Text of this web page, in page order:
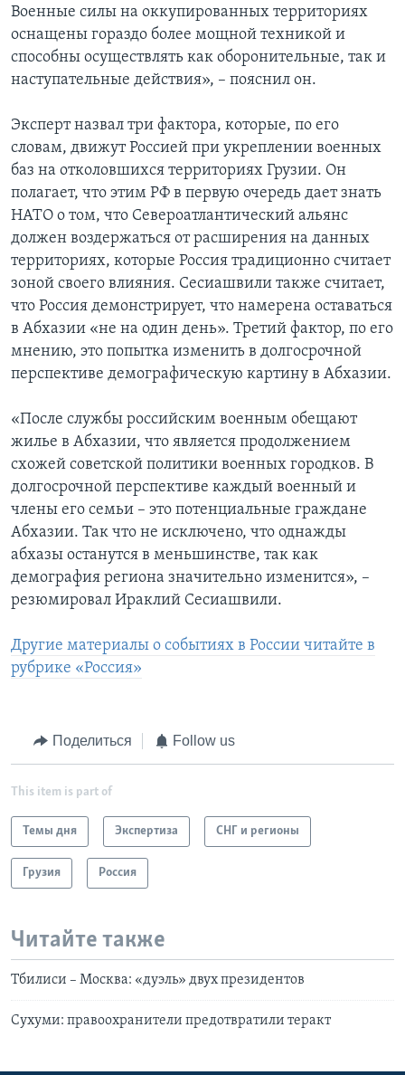
Военные силы на оккупированных территориях
оснащены гораздо более мощной техникой и
способны осуществлять как оборонительные, так и
наступательные действия», – пояснил он.
Эксперт назвал три фактора, которые, по его
словам, движут Россией при укреплении военных
баз на отколовшихся территориях Грузии. Он
полагает, что этим РФ в первую очередь дает знать
НАТО о том, что Североатлантический альянс
должен воздержаться от расширения на данных
территориях, которые Россия традиционно считает
зоной своего влияния. Сесиашвили также считает,
что Россия демонстрирует, что намерена оставаться
в Абхазии «не на один день». Третий фактор, по его
мнению, это попытка изменить в долгосрочной
перспективе демографическую картину в Абхазии.
«После службы российским военным обещают
жилье в Абхазии, что является продолжением
схожей советской политики военных городков. В
долгосрочной перспективе каждый военный и
члены его семьи – это потенциальные граждане
Абхазии. Так что не исключено, что однажды
абхазы останутся в меньшинстве, так как
демография региона значительно изменится», –
резюмировал Ираклий Сесиашвили.
Другие материалы о событиях в России читайте в
рубрике «Россия»
Поделиться Follow us
This item is part of
Темы дня Экспертиза СНГ и регионы
Грузия Россия
Читайте также
Тбилиси – Москва: «дуэль» двух президентов
Сухуми: правоохранители предотвратили теракт